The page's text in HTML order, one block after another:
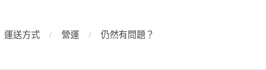
運送方式 營運 仍然有問題？